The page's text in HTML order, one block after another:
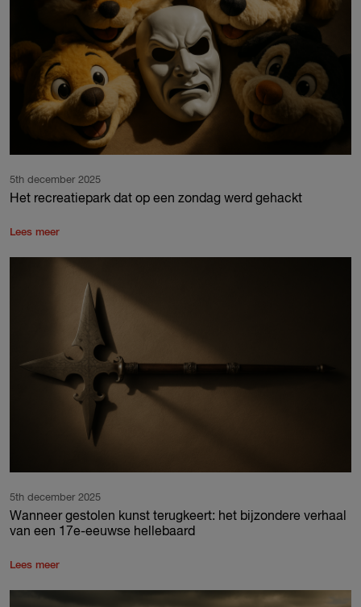
5th december 2025
Het recreatiepark dat op een zondag werd gehackt
Lees meer
5th december 2025
Wanneer gestolen kunst terugkeert: het bijzondere verhaal
van een 17e-eeuwse hellebaard
Lees meer